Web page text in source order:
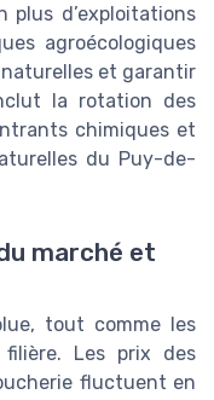
plus d’exploitations
agroécologiques
naturelles et garantir
la rotation des
chimiques et
du Puy-de-
marché et
tout comme les
Les prix des
fluctuent en